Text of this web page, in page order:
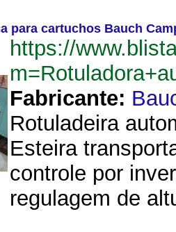
para cartuchos Bauch
https://
Fabricante:
Rotuladeira
Esteira
controle por
regulagem de